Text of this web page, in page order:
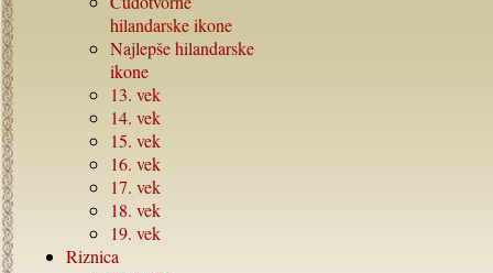
hilandarske ikone
Najlepše hilandarske
ikone
13. vek
14. vek
15. vek
16. vek
17. vek
18. vek
19. vek
Riznica